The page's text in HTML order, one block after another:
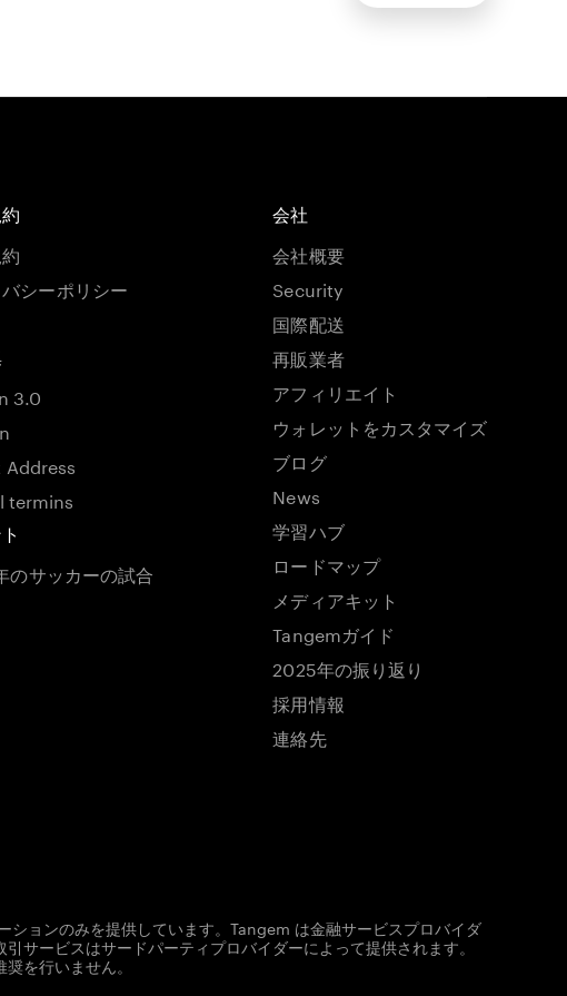
シーポリシー
3.0
Address
termins
のサッカーの試合
会社
会社概要
Security
国際配送
再販業者
アフィリエイト
ウォレットをカスタマイズ
ブログ
News
学習ハブ
ロードマップ
メディアキット
Tangemガイド
2025年の振り返り
採用情報
連絡先
ョンのみを提供しています。Tangem は金融サービスプロバイダ
サービスはサードパーティプロバイダーによって提供されます。
を行いません。